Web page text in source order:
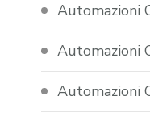
Automazioni
Automazioni
Automazioni